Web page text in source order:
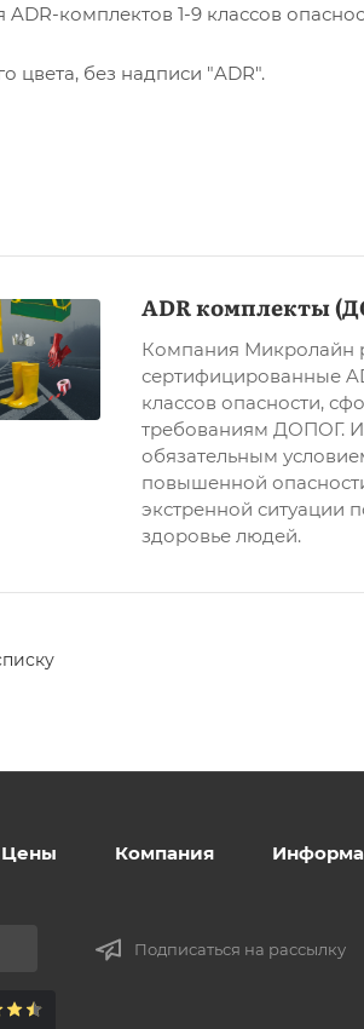
ADR-комплектов 1-9 классов
цвета, без надписи "ADR".
ADR комплекты
Компания Микролайн
сертифицированные
классов опасности,
требованиям ДОПОГ.
обязательным
повышенной
экстренной ситуации
здоровье людей.
Цены Компания
Подписаться на рассылку